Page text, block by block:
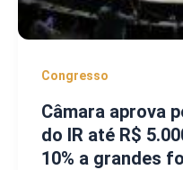
Congresso
Câmara aprova
do IR até R$
10% a grandes